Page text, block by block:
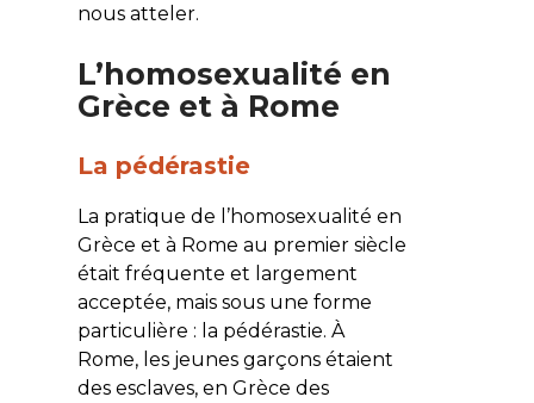
nous atteler.
L’homosexualité en
Grèce et à Rome
La pédérastie
La pratique de l’homosexualité en
Grèce et à Rome au premier siècle
était fréquente et largement
acceptée, mais sous une forme
particulière : la pédérastie. À
Rome, les jeunes garçons étaient
des esclaves, en Grèce des